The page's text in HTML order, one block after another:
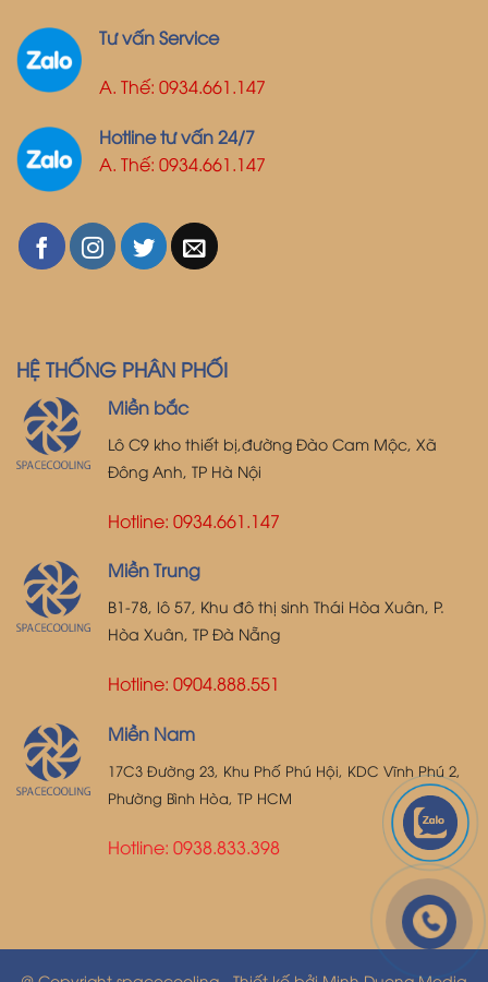
Tư vấn Service
A. Thế: 0934.661.147
Hotline tư vấn 24/7
A. Thế: 0934.661.147
HỆ THỐNG PHÂN PHỐI
Miền bắc
Lô C9 kho thiết bị,đường Đào Cam Mộc, Xã
Đông Anh, TP Hà Nội
Hotline: 0934.661.147
Miền Trung
B1-78, lô 57, Khu đô thị sinh Thái Hòa Xuân, P.
Hòa Xuân, TP Đà Nẵng
Hotline: 0904.888.551
Miền Nam
17C3 Đường 23, Khu Phố Phú Hội, KDC Vĩnh Phú 2,
Phường Bình Hòa, TP HCM
Hotline: 0938.833.398